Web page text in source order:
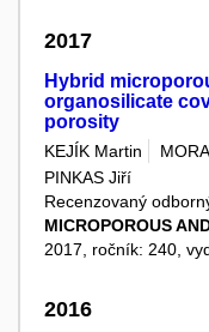
2017
Hybrid
organosilicate
porosity
KEJÍK Martin
PINKAS Jiří
Recenzovaný
MICROPOROUS
2017, ročník: 240,
2016